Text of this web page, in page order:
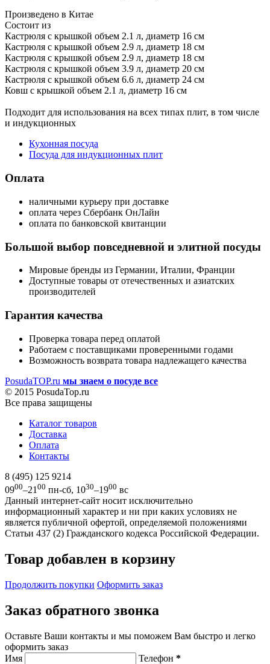
Произведено в Китае
Состоит из
Кастрюля с крышкой объем 2.1 л, диаметр 16 см
Кастрюля с крышкой объем 2.9 л, диаметр 18 см
Кастрюля с крышкой объем 2.9 л, диаметр 18 см
Кастрюля с крышкой объем 3.9 л, диаметр 20 см
Кастрюля с крышкой объем 6.6 л, диаметр 24 см
Ковш с крышкой объем 2.1 л, диаметр 16 см
Подходит для использования на всех типах плит, в том числе
и индукционных
Кухонная посуда
Посуда для индукционных плит
Оплата
наличными курьеру при доставке
оплата через Сбербанк ОнЛайн
оплата по банковской квитанции
Большой выбор повседневной и элитной посуды
Мировые бренды из Германии, Италии, Франции
Доступные товары от отечественных и азиатских
производителей
Гарантия качества
Проверка товара перед оплатой
Работаем с поставщиками проверенными годами
Возможность возврата товара надлежащего качества
PosudaTOP.ru мы знаем о посуде все
© 2015 PosudaTop.ru
Все права защищены
Каталог товаров
Доставка
Оплата
Контакты
8 (495) 125 9214
0900–21 00 пн-сб, 1030–1900 вс
Данный интернет-сайт носит исключительно
информационный характер и ни при каких условиях не
является публичной офертой, определяемой положениями
Статьи 437 (2) Гражданского кодекса Российской Федерации.
Товар добавлен в корзину
Продолжить покупки Оформить заказ
Заказ обратного звонка
Оставьте Ваши контакты и мы поможем Вам быстро и легко
оформить заказ
Имя
Телефон *